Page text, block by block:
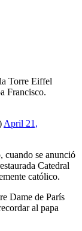
Torre Eiffel
Francisco.
April 21,
cuando se anunció
Catedral
católico.
Dame de París
al papa